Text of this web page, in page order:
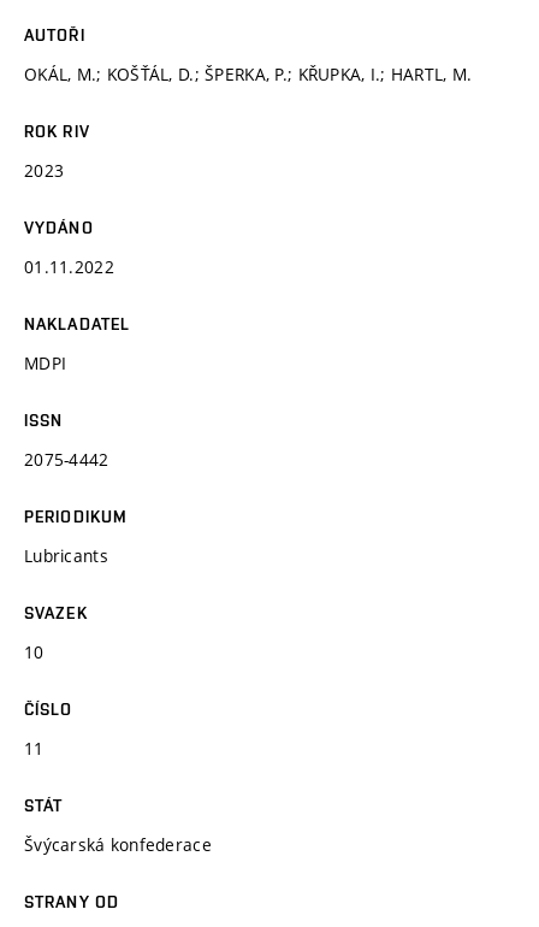
AUTOŘI
OKÁL, M.; KOŠŤÁL, D.; ŠPERKA, P.; KŘUPKA, I.; HARTL, M.
ROK RIV
2023
VYDÁNO
01.11.2022
NAKLADATEL
MDPI
ISSN
2075-4442
PERIODIKUM
Lubricants
SVAZEK
10
ČÍSLO
11
STÁT
Švýcarská konfederace
STRANY OD